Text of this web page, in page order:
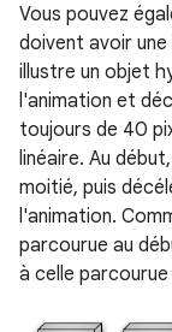
Vous pouvez
doivent avoir
illustre un objet
l'animation et
toujours de 40
linéaire. Au
moitié, puis
l'animation.
parcourue au
à celle parcourue